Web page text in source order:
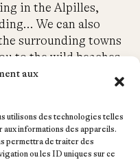
aux
utilisons des technologies telles
informations des appareils.
permettra de traiter des
ou les ID uniques sur ce
in the Alpilles,
We can also
surrounding towns
to the wild beaches
heritage of
wine cellars and
of our
our fitness room.